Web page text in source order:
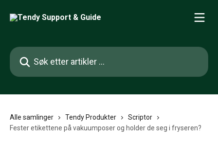
Søk etter artikler ...
Alle samlinger Tendy Produkter
Scriptor
Fester etikettene på vakuumposer og holder de seg i fryseren?